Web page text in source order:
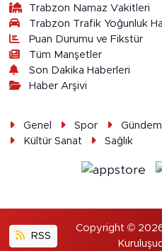
Trabzon Namaz Vakitleri
Trabzon Trafik Yoğunluk
Puan Durumu ve Fikstür
Tüm Manşetler
Son Dakika Haberleri
Haber Arşivi
Genel Spor Gündem
Kültür Sanat
Sağlık
RSS
Copyright ©